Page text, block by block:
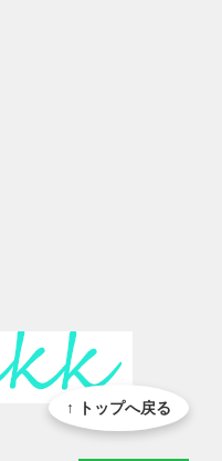
↑ トップへ戻る